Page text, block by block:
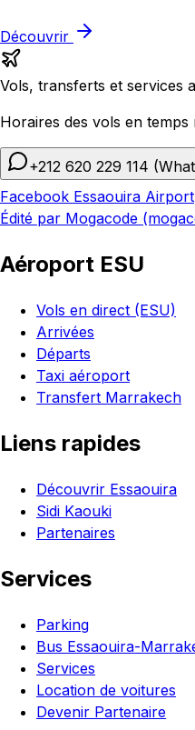
Découvrir
Vols, transferts et services
Horaires des vols en
+212 620 229 114
Facebook Essaouira Airport
Édité par Mogacode
Aéroport ESU
Vols en direct (ESU)
Arrivées
Départs
Taxi aéroport
Transfert Marrakech
Liens rapides
Découvrir Essaouira
Sidi Kaouki
Partenaires
Services
Parking
Bus Essaouira-
Services
Location de voitures
Devenir Partenaire